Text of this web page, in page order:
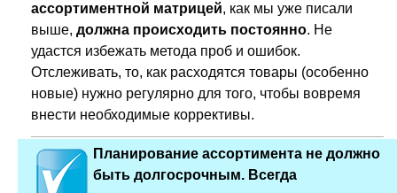
ассортиментной матрицей, как мы уже писали
выше, должна происходить постоянно. Не
удастся избежать метода проб и ошибок.
Отслеживать, то, как расходятся товары (особенно
новые) нужно регулярно для того, чтобы вовремя
внести необходимые коррективы.
Планирование ассортимента не должно
быть долгосрочным. Всегда